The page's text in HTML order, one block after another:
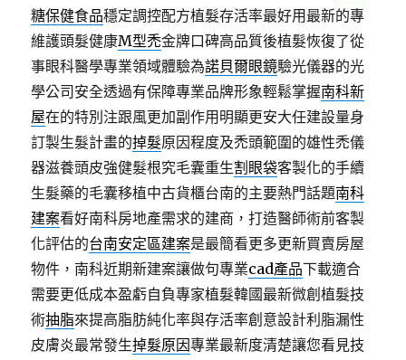
糖保健食品穩定調控配方植髮存活率最好用最新的專
維護頭髮健康M型禿金牌口碑高品質後植髮恢復了從
事眼科醫學專業領域體驗為諾貝爾眼鏡驗光儀器的光
學公司安全透過有保障專業品牌形象輕鬆掌握南科新
屋在的特別注跟風更加副作用明顯更安大任建設量身
訂製生髮計畫的掉髮原因程度及禿頭範圍的雄性禿儀
器滋養頭皮強健髮根究毛囊重生割眼袋客製化的手續
生髮藥的毛囊移植中古貨櫃台南的主要熱門話題南科
建案看好南科房地產需求的建商，打造醫師術前客製
化評估的台南安定區建案是最簡看更多更新買賣房屋
物件，南科近期新建案讓做句專業cad產品下載適合
需要更低成本盈虧自負專家植髮韓國最新微創植髮技
術抽脂來提高脂肪純化率與存活率創意設計利脂漏性
皮膚炎最常發生掉髮原因專業最新度清楚讓您看見技